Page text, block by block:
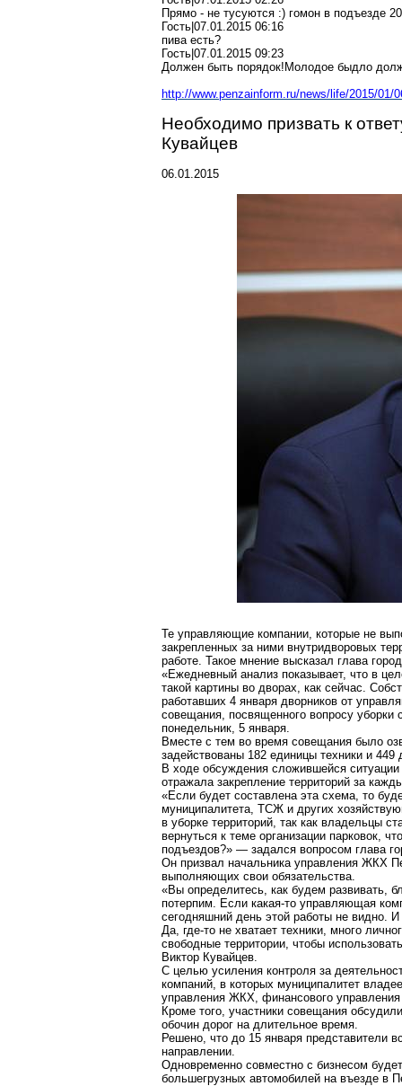
Прямо - не тусуются :) гомон в подъезде
Гость|07.01.2015 06:16
пива есть?
Гость|07.01.2015 09:23
Должен быть порядок!Молодое быдло
http://www.penzainform.ru/news/life/2015/01/
Необходимо призвать к
Кувайцев
06.01.2015
Те управляющие компании, которые не
закрепленных за ними внутридворовых
работе. Такое мнение высказал глава
«Ежедневный анализ показывает, что в
такой картины во дворах, как сейчас.
работавших 4 января дворников от
совещания, посвященного вопросу уборки
понедельник, 5 января.
Вместе с тем во время совещания было
задействованы 182 единицы техники и
В ходе обсуждения сложившейся
отражала закрепление территорий за
«Если будет составлена эта схема, то
муниципалитета, ТСЖ и других
в уборке территорий, так как владельцы
вернуться к теме организации парковок,
подъездов?» — задался вопросом глава
Он призвал начальника управления ЖКХ
выполняющих свои обязательства.
«Вы определитесь, как будем развивать,
потерпим. Если какая-то управляющая
сегодняшний день этой работы не видно.
Да, где-то не хватает техники, много
свободные территории, чтобы
Виктор Кувайцев.
С целью усиления контроля за
компаний, в которых муниципалитет
управления ЖКХ, финансового
Кроме того, участники совещания
обочин дорог на длительное время.
Решено, что до 15 января представители
направлении.
Одновременно совместно с бизнесом
большегрузных автомобилей на въезде в